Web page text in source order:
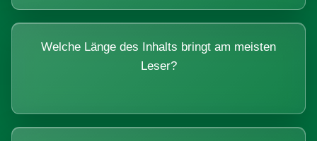
Welche Länge des Inhalts bringt am meisten
Leser?